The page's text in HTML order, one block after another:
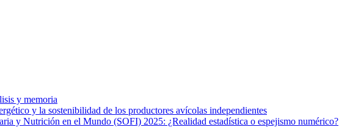
y memoria
y la sostenibilidad de los productores avícolas independientes
y Nutrición en el Mundo (SOFI) 2025: ¿Realidad estadística o espejismo numérico?